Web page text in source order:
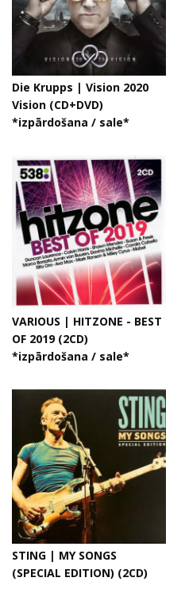
Die Krupps | Vision 2020
Vision (CD+DVD)
*izpārdošana / sale*
VARIOUS | HITZONE - BEST
OF 2019 (2CD)
*izpārdošana / sale*
STING | MY SONGS
(SPECIAL EDITION) (2CD)